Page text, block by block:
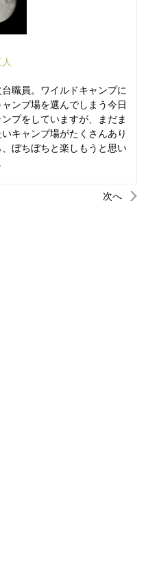
職員。ワイルドキャンプに
ンプ場を選んでしまう今日
プをしていますが、まだま
キャンプ場がたくさんあり
ぼちぼちと楽しもうと思い
次へ